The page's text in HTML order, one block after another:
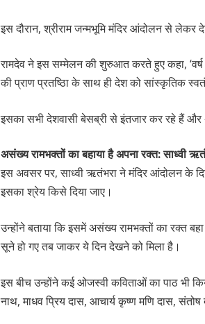
इस दौरान, श्रीराम जन्मभूमि मंदिर आंदोलन से लेकर
रामदेव ने इस सम्मेलन की शुरुआत करते हुए कहा,
की प्राण प्रतष्ठिा के साथ ही देश को सांस्कृतिक
इसका सभी देशवासी बेसब्री से इंतजार कर रहे हैं और
असंख्य रामभक्तों का बहाया है अपना रक्त: साध्वी
इस अवसर पर, साध्वी ऋतंभरा ने मंदिर आंदोलन के
इसका श्रेय किसे दिया जाए।
उन्होंने बताया कि इसमें असंख्य रामभक्तों का रक्त
सूने हो गए तब जाकर ये दिन देखने को मिला है।
इस बीच उन्होंने कई ओजस्वी कविताओं का पाठ भी
नाथ, माधव प्रिय दास, आचार्य कृष्ण मणि दास,